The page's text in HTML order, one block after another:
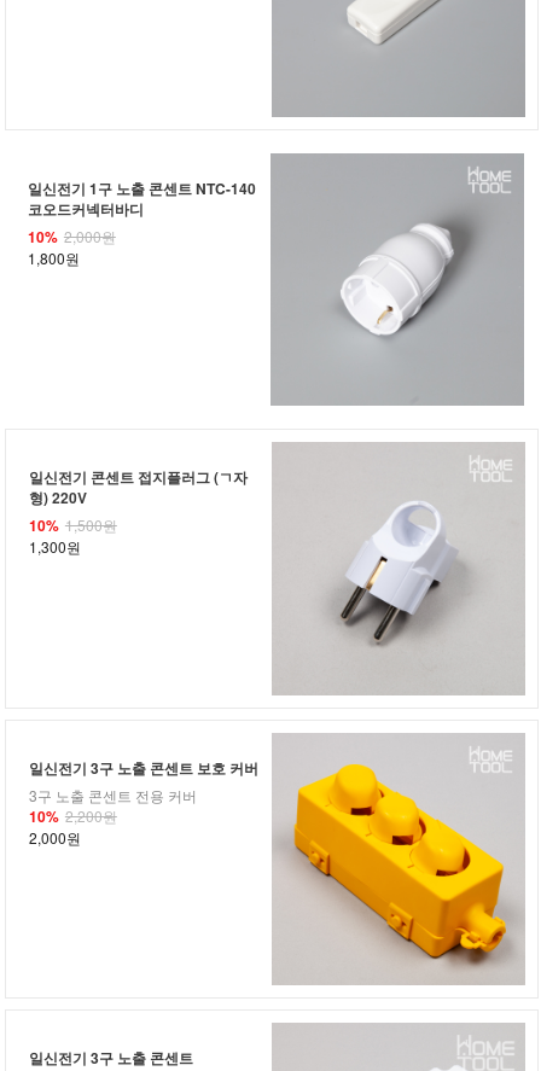
일신전기 1구 노출 콘센트 NTC-140
코오드커넥터바디
10% 2,000원
1,800원
일신전기 콘센트 접지플러그 (ㄱ자
형) 220V
10% 1,500원
1,300원
일신전기 3구 노출 콘센트 보호 커버
3구 노출 콘센트 전용 커버
10% 2,200원
2,000원
일신전기 3구 노출 콘센트